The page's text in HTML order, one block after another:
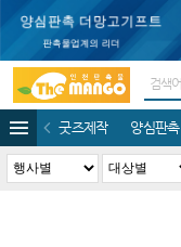
굿즈제작 양심판촉